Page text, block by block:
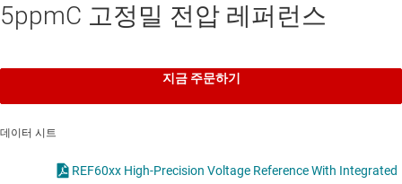
5ppmC 고정밀 전압 레퍼런스
지금 주문하기
데이터 시트
REF60xx High-Precision Voltage Reference With Integrated